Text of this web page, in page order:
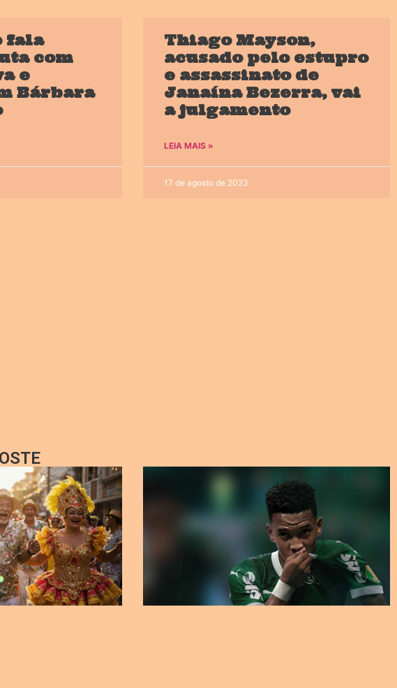
fala
com
e
Bárbara
Thiago Mayson,
acusado pelo estupro
e assassinato de
Janaína Bezerra, vai
a julgamento
LEIA MAIS »
17 de agosto de 2023